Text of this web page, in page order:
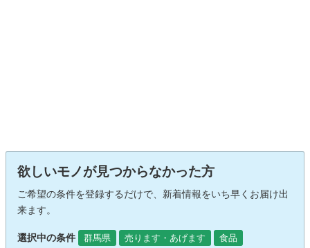
欲しいモノが見つからなかった方
ご希望の条件を登録するだけで、新着情報をいち早くお届け出
来ます。
選択中の条件 群馬県 売ります・あげます 食品